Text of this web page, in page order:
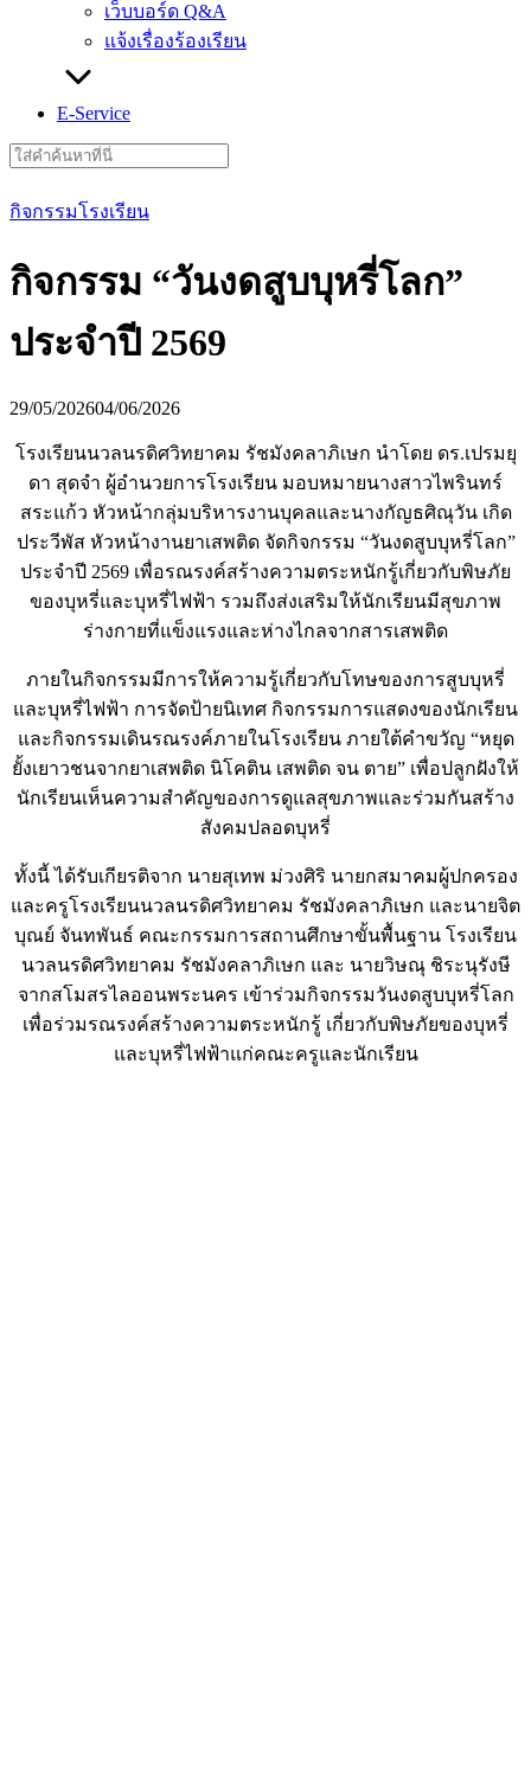
เว็บบอร์ด Q&A
แจ้งเรื่องร้องเรียน
E-Service
Search
for:
กิจกรรมโรงเรียน
กิจกรรม “วันงดสูบบุหรี่โลก”
ประจำปี 2569
29/05/202604/06/2026
โรงเรียนนวลนรดิศวิทยาคม รัชมังคลาภิเษก นำโดย ดร.เปรมยุ
ดา สุดจำ ผู้อำนวยการโรงเรียน มอบหมายนางสาวไพรินทร์
สระแก้ว หัวหน้ากลุ่มบริหารงานบุคลและนางกัญธศิณุวัน เกิด
ประวีพัส หัวหน้างานยาเสพติด จัดกิจกรรม “วันงดสูบบุหรี่โลก”
ประจำปี 2569 เพื่อรณรงค์สร้างความตระหนักรู้เกี่ยวกับพิษภัย
ของบุหรี่และบุหรี่ไฟฟ้า รวมถึงส่งเสริมให้นักเรียนมีสุขภาพ
ร่างกายที่แข็งแรงและห่างไกลจากสารเสพติด
ภายในกิจกรรมมีการให้ความรู้เกี่ยวกับโทษของการสูบบุหรี่
และบุหรี่ไฟฟ้า การจัดป้ายนิเทศ กิจกรรมการแสดงของนักเรียน
และกิจกรรมเดินรณรงค์ภายในโรงเรียน ภายใต้คำขวัญ “หยุด
ยั้งเยาวชนจากยาเสพติด นิโคติน เสพติด จน ตาย” เพื่อปลูกฝังให้
นักเรียนเห็นความสำคัญของการดูแลสุขภาพและร่วมกันสร้าง
สังคมปลอดบุหรี่
ทั้งนี้ ได้รับเกียรติจาก นายสุเทพ ม่วงศิริ นายกสมาคมผู้ปกครอง
และครูโรงเรียนนวลนรดิศวิทยาคม รัชมังคลาภิเษก และนายจิต
บุณย์ จันทพันธ์ คณะกรรมการสถานศึกษาขั้นพื้นฐาน โรงเรียน
นวลนรดิศวิทยาคม รัชมังคลาภิเษก และ นายวิษณุ ชิระนุรังษี
จากสโมสรไลออนพระนคร เข้าร่วมกิจกรรมวันงดสูบบุหรี่โลก
เพื่อร่วมรณรงค์สร้างความตระหนักรู้ เกี่ยวกับพิษภัยของบุหรี่
และบุหรี่ไฟฟ้าแก่คณะครูและนักเรียน